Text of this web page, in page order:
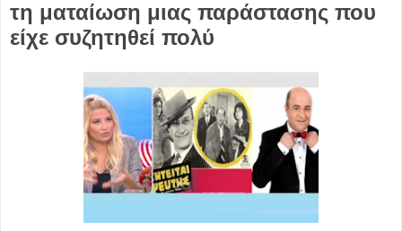
τη ματαίωση μιας παράστασης που
είχε συζητηθεί πολύ